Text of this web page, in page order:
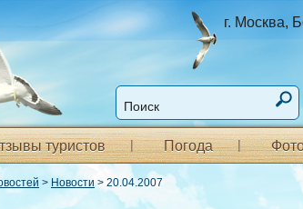
г. Москва,
туристов Погода
> Новости> 20.04.2007